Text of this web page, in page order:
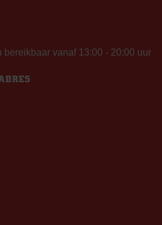
vanaf 13:00 - 20:00 uur